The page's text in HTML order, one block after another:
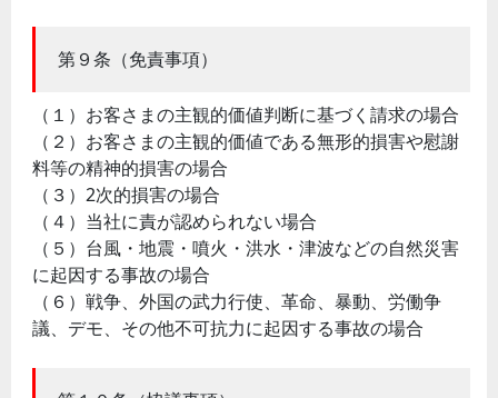
第９条（免責事項）
（１）お客さまの主観的価値判断に基づく請求の場合
（２）お客さまの主観的価値である無形的損害や慰謝
料等の精神的損害の場合
（３）2次的損害の場合
（４）当社に責が認められない場合
（５）台風・地震・噴火・洪水・津波などの自然災害
に起因する事故の場合
（６）戦争、外国の武力行使、革命、暴動、労働争
議、デモ、その他不可抗力に起因する事故の場合